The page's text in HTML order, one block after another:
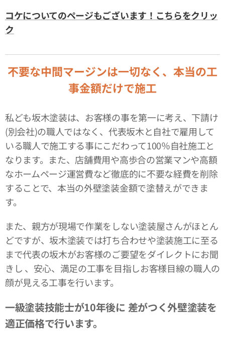
コケについてのページもございます！こちらをクリッ
ク
不要な中間マージンは一切なく、本当の工
事金額だけで施工
私ども坂木塗装は、お客様の事を第一に考え、下請け
(別会社)の職人ではなく、代表坂木と自社で雇用して
いる職人で施工する事にこだわって100％自社施工と
なります。また、店舗費用や高歩合の営業マンや高額
なホームページ運営費など徹底的に不要な経費を削除
することで、本当の外壁塗装金額で塗替えができま
す。
また、親方が現場で作業をしない塗装屋さんがほとん
どですが、坂木塗装では打ち合わせや塗装施工に至る
まで代表の坂木がお客様のご要望をダイレクトにお聞
きし 、安心、満足の工事を目指しお客様目線の職人の
顔が見える工事を行います。
一級塗装技能士が10年後に 差がつく外壁塗装を
適正価格で行います。